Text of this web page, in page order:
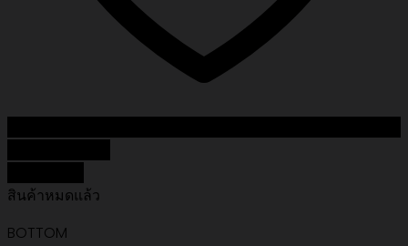
สินค้าหมดแล้ว
BOTTOM